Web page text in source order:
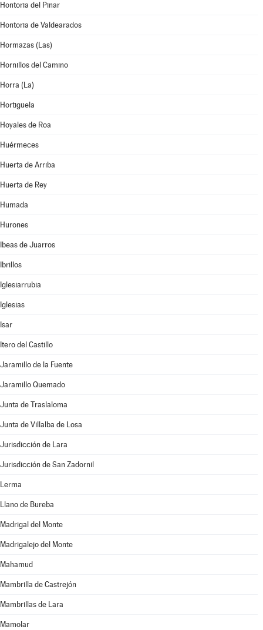
Hontoria del Pinar
Hontoria de Valdearados
Hormazas (Las)
Hornillos del Camino
Horra (La)
Hortigüela
Hoyales de Roa
Huérmeces
Huerta de Arriba
Huerta de Rey
Humada
Hurones
Ibeas de Juarros
Ibrillos
Iglesiarrubia
Iglesias
Isar
Itero del Castillo
Jaramillo de la Fuente
Jaramillo Quemado
Junta de Traslaloma
Junta de Villalba de Losa
Jurisdicción de Lara
Jurisdicción de San Zadornil
Lerma
Llano de Bureba
Madrigal del Monte
Madrigalejo del Monte
Mahamud
Mambrilla de Castrejón
Mambrillas de Lara
Mamolar